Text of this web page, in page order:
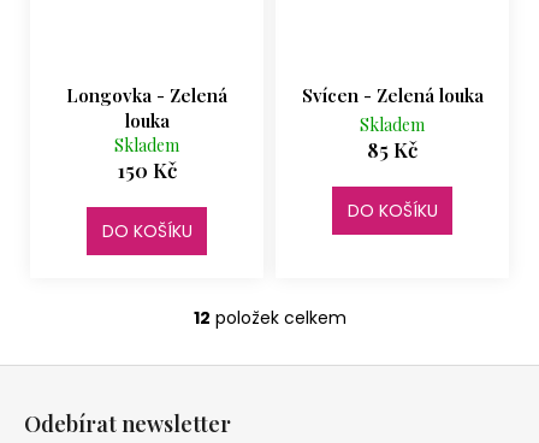
Longovka - Zelená
louka
Skladem
150 Kč
DO KOŠÍKU
Svícen - Zelená louka
Skladem
85 Kč
DO KOŠÍKU
O
12 položek celkem
Odebírat newsletter